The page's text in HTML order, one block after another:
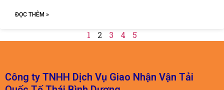
ĐỌC THÊM »
1 2 3 4 5
Công ty TNHH Dịch Vụ Giao Nhận Vận Tải